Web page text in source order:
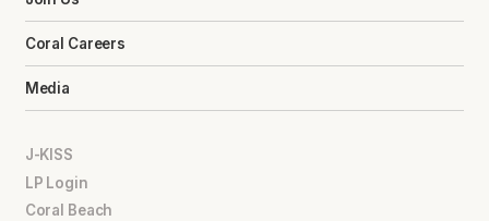
Coral Careers
Media
J-KISS
LP Login
Coral Beach